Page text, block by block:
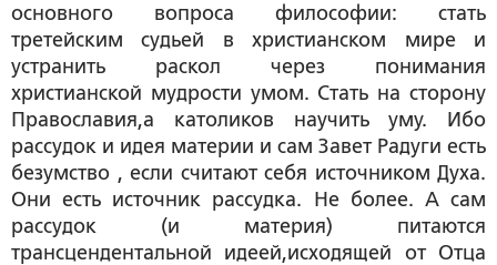
основного вопроса философии: стать
третейским судьей в христианском мире и
устранить раскол через понимания
христианской мудрости умом. Стать на сторону
Православия,а католиков научить уму. Ибо
рассудок и идея материи и сам Завет Радуги есть
безумство , если считают себя источником Духа.
Они есть источник рассудка. Не более. А сам
рассудок (и материя) питаются
трансцендентальной идеей,исходящей от Отца